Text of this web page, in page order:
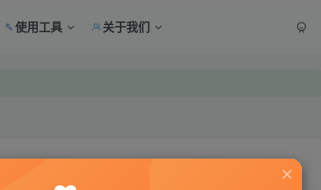
使用工具 关于我们